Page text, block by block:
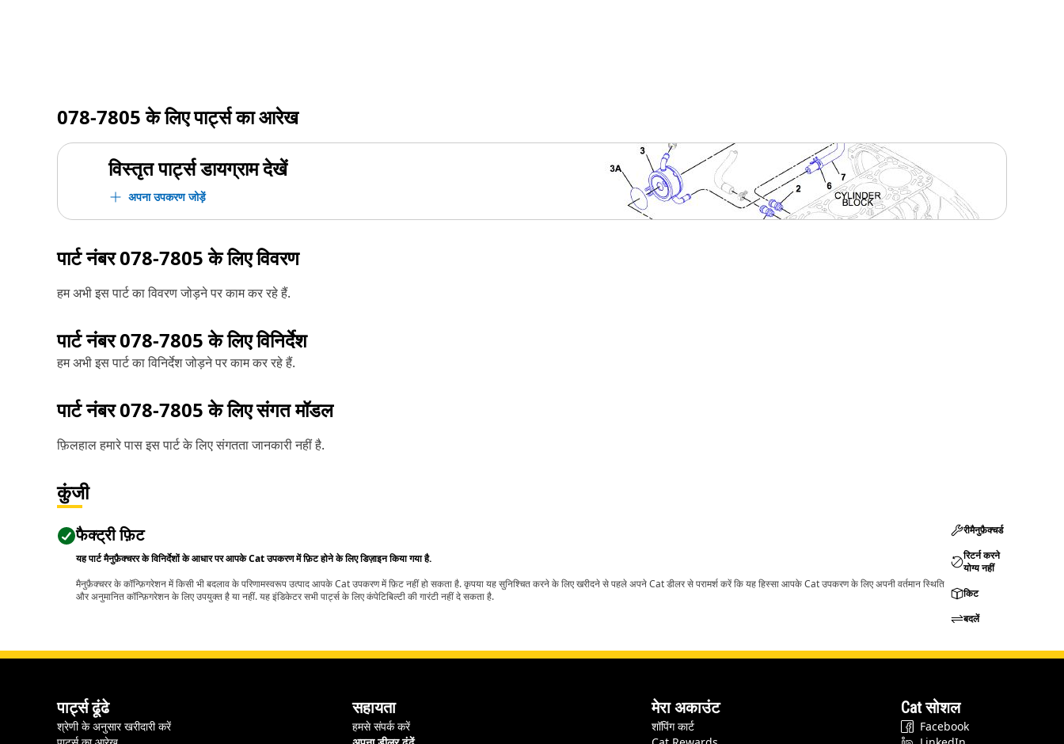
078-7805के लिए पार्ट्स का आरेख
विस्तृत पार्ट्स डायग्राम देखें
अपना उपकरण जोड़ें
पार्ट नंबर078-7805के लिए विवरण
हम अभी इस पार्ट का विवरण जोड़ने पर काम कर रहे हैं.
पार्ट नंबर078-7805के लिए विनिर्देश
हम अभी इस पार्ट का विनिर्देश जोड़ने पर काम कर रहे हैं.
पार्ट नंबर078-7805के लिए संगत मॉडल
फ़िलहाल हमारे पास इस पार्ट के लिए संगतता जानकारी नहीं है.
कुंजी
फैक्ट्री फ़िट
यह पार्ट मैनुफ़ैक्चरर के विनिर्देशों के आधार पर आपके Cat उपकरण में फ़िट होने के लिए डिज़ाइन किया गया है.
मैनुफ़ैक्चरर के कॉन्फ़िगरेशन में किसी भी बदलाव के परिणामस्वरूप उत्पाद आपके Cat उपकरण में फ़िट नहीं हो सकता है. कृपया यह सुनिश्चित करने के लिए खरीदने से पहले अपने Cat डीलर से परामर्श करें कि यह हिस्सा आपके Cat उपकरण के लिए अपनी वर्तमान स्थिति
और अनुमानित कॉन्फ़िगरेशन के लिए उपयुक्त है या नहीं. यह इंडिकेटर सभी पार्ट्स के लिए कंपेटिबिल्टी की गारंटी नहीं दे सकता है.
रीमैनुफ़ैक्चर्ड
रिटर्न करने
योग्य नहीं
किट
बदलें
पार्ट्स ढूंढे
श्रेणी के अनुसार खरीदारी करें
सहायता
हमसे संपर्क करें
मेरा अकाउंट
शॉपिंग कार्ट
Cat सोशल
Facebook